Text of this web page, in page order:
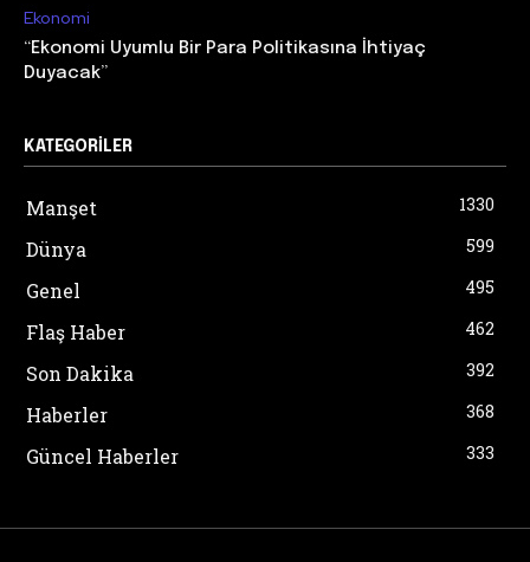
Ekonomi
“Ekonomi Uyumlu Bir Para Politikasına İhtiyaç
Duyacak”
KATEGORILER
Manşet 1330
Dünya 599
Genel 495
Flaş Haber 462
Son Dakika 392
Haberler 368
Güncel Haberler 333